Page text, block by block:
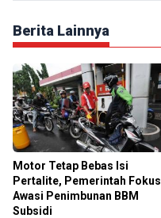
Berita Lainnya
Motor Tetap Bebas Isi
Pertalite, Pemerintah Fokus
Awasi Penimbunan BBM
Subsidi